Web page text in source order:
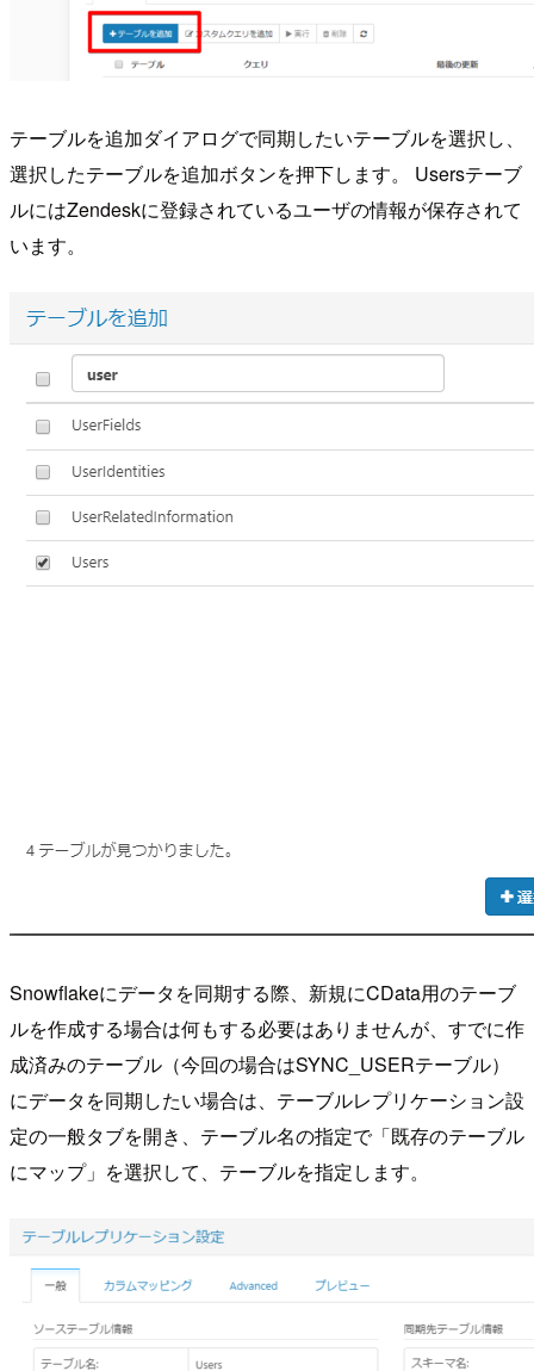
テーブルを追加ダイアログで同期したいテーブルを選択し、
選択したテーブルを追加ボタンを押下します。 Usersテーブ
ルにはZendeskに登録されているユーザの情報が保存されて
います。
Snowflakeにデータを同期する際、新規にCData用のテーブ
ルを作成する場合は何もする必要はありませんが、すでに作
成済みのテーブル（今回の場合はSYNC_USERテーブル）
にデータを同期したい場合は、テーブルレプリケーション設
定の一般タブを開き、テーブル名の指定で「既存のテーブル
にマップ」を選択して、テーブルを指定します。